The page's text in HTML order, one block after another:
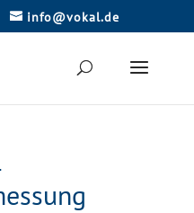
info@vokal.de